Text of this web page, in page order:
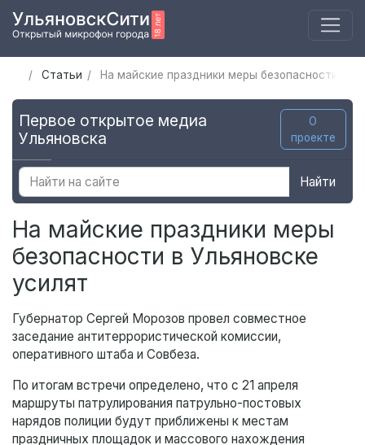
Статьи На майские праздники меры безопасности в
Первое открытое медиа
Ульяновска
О
проекте
Найти
На майские праздники меры
безопасности в Ульяновске
усилят
Губернатор Сергей Морозов провел совместное
заседание антитеррористической комиссии,
оперативного штаба и Совбеза.
По итогам встречи определено, что с 21 апреля
маршруты патрулирования патрульно-постовых
нарядов полиции будут приближены к местам
праздничных площадок и массового нахождения